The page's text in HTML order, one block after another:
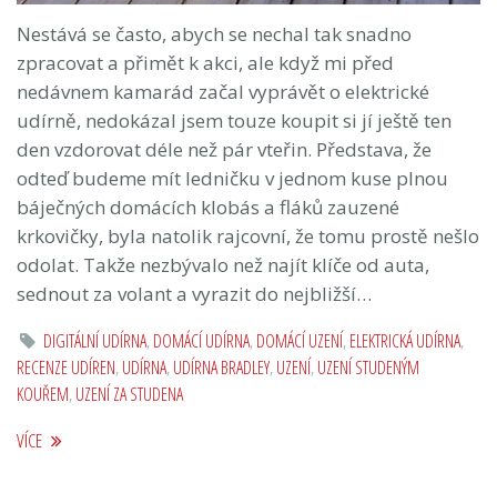
Nestává se často, abych se nechal tak snadno
zpracovat a přimět k akci, ale když mi před
nedávnem kamarád začal vyprávět o elektrické
udírně, nedokázal jsem touze koupit si jí ještě ten
den vzdorovat déle než pár vteřin. Představa, že
odteď budeme mít ledničku v jednom kuse plnou
báječných domácích klobás a fláků zauzené
krkovičky, byla natolik rajcovní, že tomu prostě nešlo
odolat. Takže nezbývalo než najít klíče od auta,
sednout za volant a vyrazit do nejbližší…
DIGITÁLNÍ UDÍRNA,DOMÁCÍ UDÍRNA,DOMÁCÍ UZENÍ,ELEKTRICKÁ UDÍRNA,
RECENZE UDÍREN,UDÍRNA,UDÍRNA BRADLEY,UZENÍ,UZENÍ STUDENÝM
KOUŘEM,UZENÍ ZA STUDENA
VÍCE